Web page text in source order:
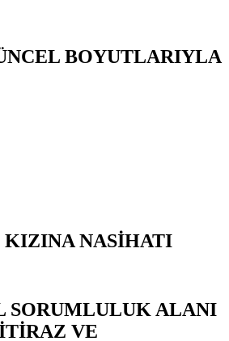
BOYUTLARIYLA
KIZINA NASİHATI
SORUMLULUK ALANI
VE